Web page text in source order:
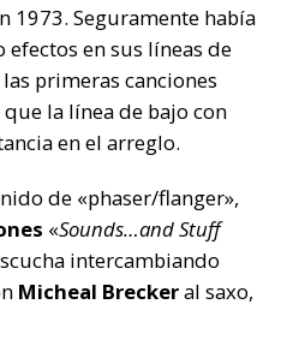
1973. Seguramente había
en sus líneas de
primeras canciones
la línea de bajo con
en el arreglo.
de «phaser/flanger»,
«Sounds…and Stuff
intercambiando
Micheal Breckeral saxo,